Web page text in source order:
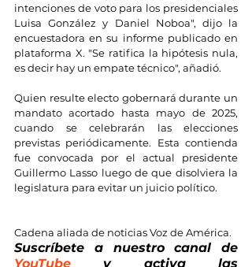
intenciones de voto para los presidenciales
Luisa González y Daniel Noboa", dijo la
encuestadora en su informe publicado en
plataforma X. "Se ratifica la hipótesis nula,
es decir hay un empate técnico", añadió.
Quien resulte electo gobernará durante un
mandato acortado hasta mayo de 2025,
cuando se celebrarán las elecciones
previstas periódicamente. Esta contienda
fue convocada por el actual presidente
Guillermo Lasso luego de que disolviera la
legislatura para evitar un juicio político.
Cadena aliada de noticias Voz de América.
Suscríbete a nuestro canal de
YouTube y activa las